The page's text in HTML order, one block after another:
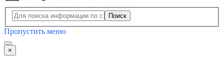
Поиск
Пропустить меню
×